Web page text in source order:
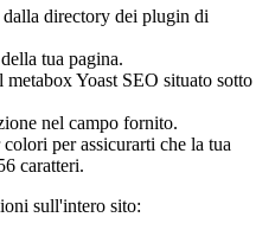
directory dei plugin di
tua pagina.
Yoast SEO situato sotto
nel campo fornito.
per assicurarti che la tua
caratteri.
sull'intero sito: